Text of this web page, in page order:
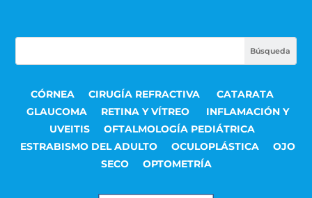
CÓRNEA CIRUGÍA REFRACTIVA
CATARATA
GLAUCOMA
RETINA Y VÍTREO
INFLAMACIÓN Y
UVEITIS
OFTALMOLOGÍA PEDIÁTRICA
ESTRABISMO DEL ADULTO
OCULOPLÁSTICA
OJO
SECO
OPTOMETRÍA